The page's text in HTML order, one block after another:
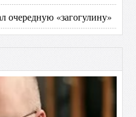
очередную «загогулину»